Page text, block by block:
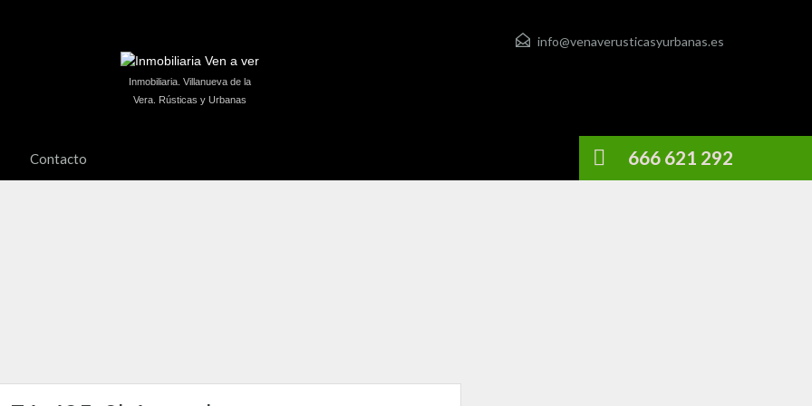
info@venaverusticasyurbanas.es
Inmobiliaria. Villanueva de la
Vera. Rústicas y Urbanas
Contacto 666 621 292